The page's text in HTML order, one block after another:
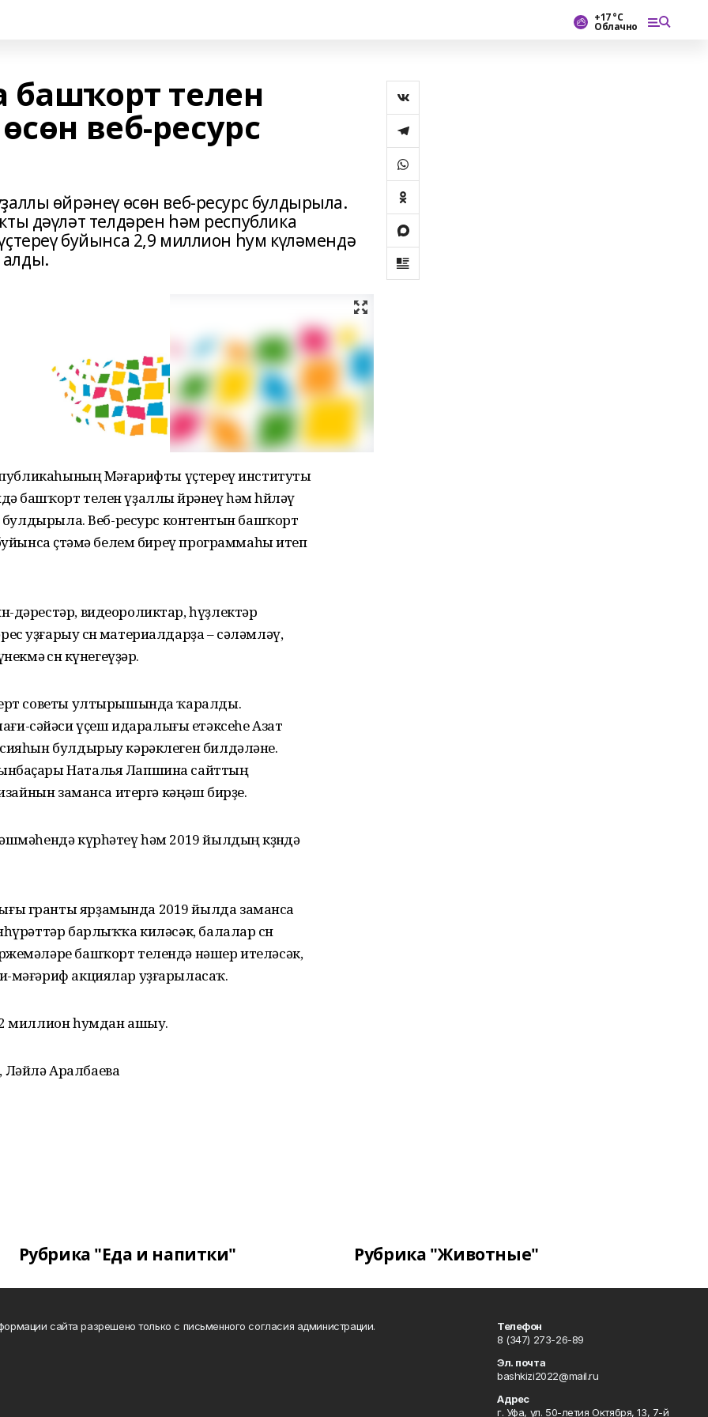
+17 °С
Облачно
башҡорт телен
веб-ресурс
өйрәнеү өсөн веб-ресурс булдырыла.
дәүләт телдәрен һәм республика
буйынса 2,9 миллион һум күләмендә
Мәғарифты үҫтереү институты
башҡорт телен үҙаллы өйрәнеү һәм һөйләү
булдырыла. Веб-ресурс контентын башҡорт
өҫтәмә белем биреү программаһы итеп
дәрестәр, видеороликтар, һүҙлектәр
уҙғарыу өсөн материалдарҙа – сәләмләү,
өсөн күнегеүҙәр.
советы ултырышында ҡаралды.
сәйәси үҫеш идаралығы етәксеһе Азат
булдырыу кәрәклеген билдәләне.
Наталья Лапшина сайттың
заманса итергә кәңәш бирҙе.
күрһәтеү һәм 2019 йылдың көҙөндә
гранты ярҙамында 2019 йылда заманса
барлыҡҡа киләсәк, балалар өсөн
башҡорт телендә нәшер ителәсәк,
мәғәриф акциялар уҙғарыласаҡ.
миллион һумдан ашыу.
Аралбаева
Рубрика "Еда и напитки" Рубрика "Животные"
сайта разрешено только с письменного согласия администрации.
Телефон
8 (347) 273-26-89
Эл. почта
bashkizi2022@mail.ru
Адрес
г. Уфа, ул. 50-летия Октября, 13, 7-й